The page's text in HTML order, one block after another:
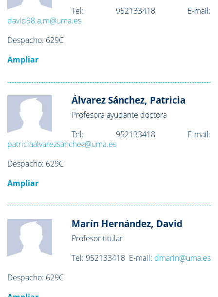
Tel: 952133418 E-mail:
david98.a.m@uma.es
Despacho: 629C
Ampliar
Álvarez Sánchez, Patricia
Profesora ayudante doctora
Tel: 952133418 E-mail:
patriciaalvarezsanchez@uma.es
Despacho: 629C
Ampliar
Marín Hernández, David
Profesor titular
Tel: 952133418 E-mail: dmarin@uma.es
Despacho: 629C